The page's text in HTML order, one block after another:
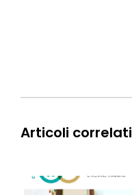
Articoli correlati